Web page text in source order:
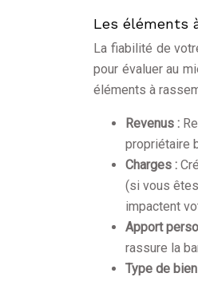
Les éléments
La fiabilité de
pour évaluer au
éléments à
Revenus :
propriétaire
Charges :
(si vous
impactent
Apport
rassure la
Type de